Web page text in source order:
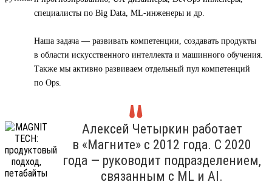
специалисты по Big Data, ML-инженеры и др.
Наша задача — развивать компетенции, создавать продукты
в области искусственного интеллекта и машинного обучения.
Также мы активно развиваем отдельный пул компетенций
по Ops.
Алексей Четыркин работает
в «Магните» с 2012 года. С 2020
года — руководит подразделением,
связанным с ML и AI.